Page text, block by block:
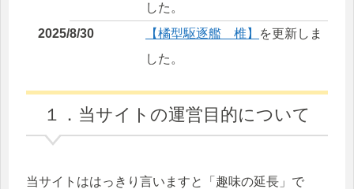
した。
2025/8/30
【橘型駆逐艦 椎】
を更新しま
した。
した。
2025/7/27
【橘型駆逐艦 菫】を更新しま
１．当サイトの運営目的について
当サイトははっきり言いますと「趣味の延長」で